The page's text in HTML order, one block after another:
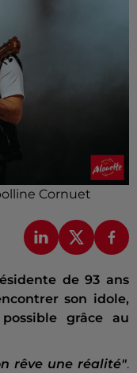
Cornuet
de 93 ans
son idole,
grâce au
rêve une réalité".